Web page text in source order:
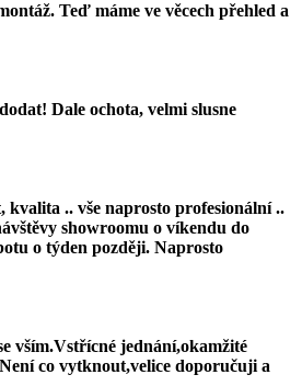
Teď máme ve věcech přehled a
Dale ochota, velmi slusne
kvalita .. vše naprosto profesionální ..
showroomu o víkendu do
o týden později. Naprosto
vším.Vstřícné jednání,okamžité
co vytknout,velice doporučuji a